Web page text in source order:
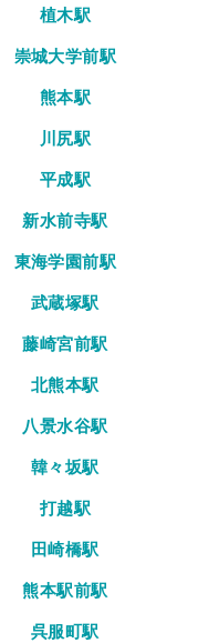
植木駅
崇城大学前駅
熊本駅
川尻駅
平成駅
新水前寺駅
東海学園前駅
武蔵塚駅
藤崎宮前駅
北熊本駅
八景水谷駅
韓々坂駅
打越駅
田崎橋駅
熊本駅前駅
呉服町駅